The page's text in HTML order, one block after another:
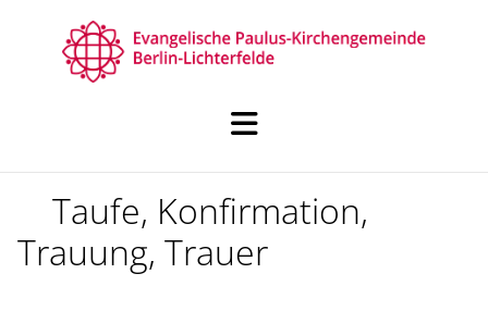
Taufe, Konfirmation,
Trauung, Trauer